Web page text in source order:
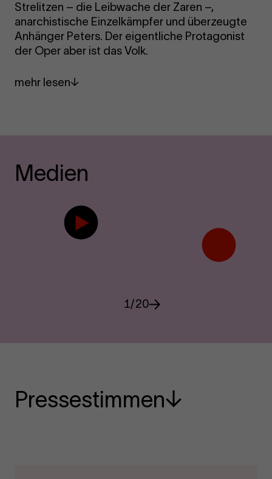
Strelitzen – die Leibwache der Zaren –,
anarchistische Einzelkämpfer und überzeugte
Anhänger Peters. Der eigentliche Protagonist
der Oper aber ist das Volk.
mehr lesen
Medien
1/20
Pressestimmen